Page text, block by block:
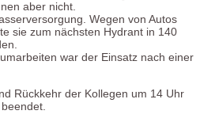
aber nicht.
Wegen von Autos
sie zum nächsten Hydrant in 140
war der Einsatz nach einer
Rückkehr der Kollegen um 14 Uhr